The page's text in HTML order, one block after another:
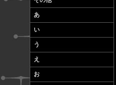
あ
い
う
え
お